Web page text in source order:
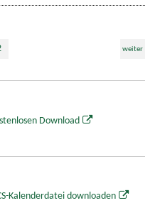
weiter
Download
Kalenderdatei downloaden